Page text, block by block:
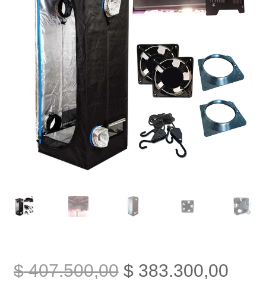
$407.500,00 El
$383.300,00El